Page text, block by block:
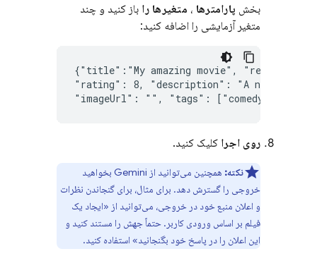
بخش پارامترها ، متغیرها را باز کنید و چند
متغیر آزمایشی را اضافه کنید:
{" title":"My amazing movie" , " releaseYear
" rating": 8, "description": "A new
" imageUrl": "" , " tags": ["comedy
روی اجرا کلیک کنید.
نکته:
همچنین می‌توانید از Gemini بخواهید
خروجی را گسترش دهد. برای مثال، برای گنجاندن نظرات
و اعلان منبع خود در خروجی، می‌توانید از «ایجاد یک
فیلم بر اساس ورودی کاربر. حتماً جهش را مستند کنید و
این اعلان را در پاسخ خود بگنجانید» استفاده کنید.